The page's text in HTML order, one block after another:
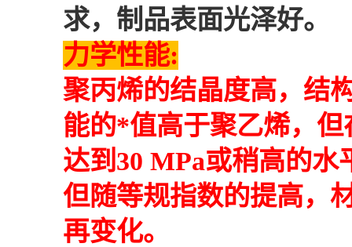
求，制品表面光泽好。
力学性能:
聚丙烯的结晶度高，结
能的*值高于聚乙烯，
达到30 MPa或稍高的
但随等规指数的提高，
再变化。